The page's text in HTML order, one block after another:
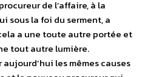
de l’affaire, à la
sous la foi du serment, a
a une toute autre portée et
tout autre lumière.
les mêmes causes